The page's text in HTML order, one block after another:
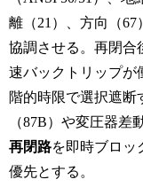
離（21）、方向（67
協調させる。再閉合
速バックトリップが
階的時限で選択遮断
（87B）や変圧器差
再閉路を即時ブロッ
優先とする。